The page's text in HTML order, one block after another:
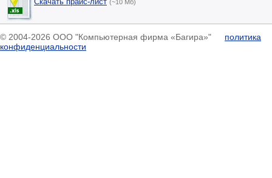
(~10 Мб)
© 2004-2026 ООО "Компьютерная фирма «Багира»" политика
конфиденциальности